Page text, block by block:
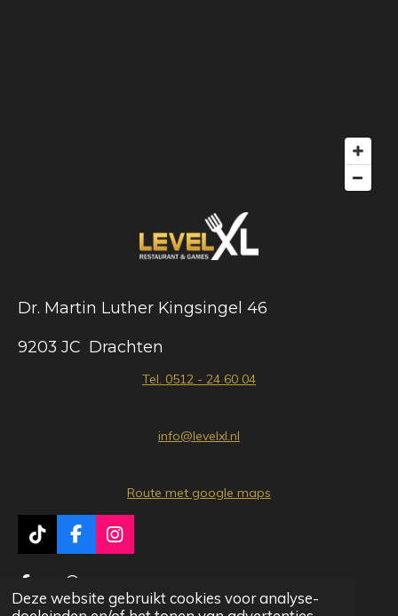
Deze website gebruikt cookies voor analyse-
Dr. Martin Luther Kingsingel 46
9203 JC Drachten
Tel. 0512 - 24 60 04
info@levelxl.nl
Route met google maps
T
i
T
o
F
a
c
e
b
I
n
t
a
© 2020 Level XL